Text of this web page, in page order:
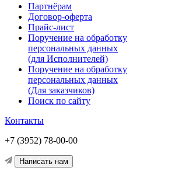
Партнёрам
Договор-оферта
Прайс-лист
Поручение на обработку
персональных данных
(для Исполнителей)
Поручение на обработку
персональных данных
(Для заказчиков)
Поиск по сайту
Контакты
+7 (3952) 78-00-00
Написать нам